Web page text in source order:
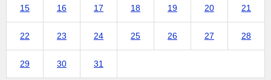
15 16 17 18 19 20 21
22 23 24 25 26 27 28
29 30 31